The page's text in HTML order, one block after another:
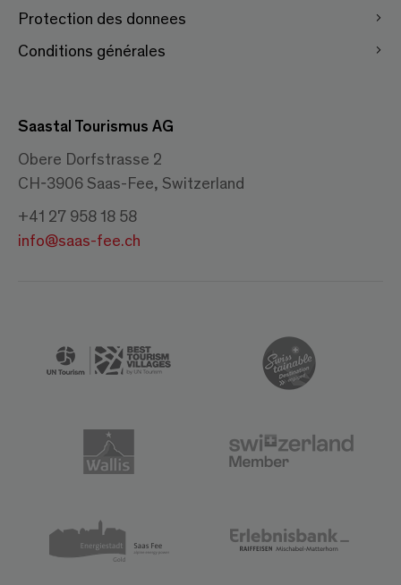
Protection des donnees
Conditions générales
Saastal Tourismus AG
Obere Dorfstrasse 2
CH-3906 Saas-Fee, Switzerland
+41 27 958 18 58
info@saas-fee.ch